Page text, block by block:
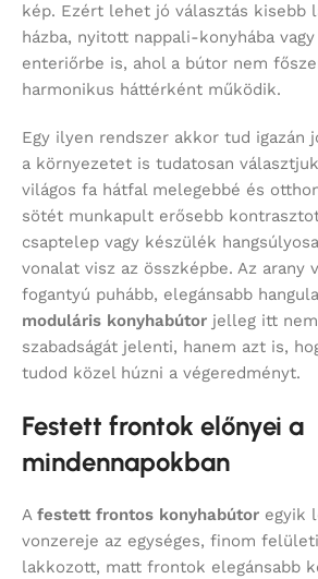
kép. Ezért lehet jó választás kisebb
házba, nyitott nappali-konyhába
enteriőrbe is, ahol a bútor nem
harmonikus háttérként működik.
Egy ilyen rendszer akkor tud igazán
a környezetet is tudatosan
világos fa hátfal melegebbé és
sötét munkapult erősebb
csaptelep vagy készülék
vonalat visz az összképbe. Az arany
fogantyú puhább, elegánsabb
moduláris konyhabútor jelleg itt
szabadságát jelenti, hanem azt is,
tudod közel húzni a végeredményt.
Festett frontok előnyei a
mindennapokban
A festett frontos konyhabútor egyik
vonzereje az egységes, finom
lakkozott, matt frontok elegánsabb